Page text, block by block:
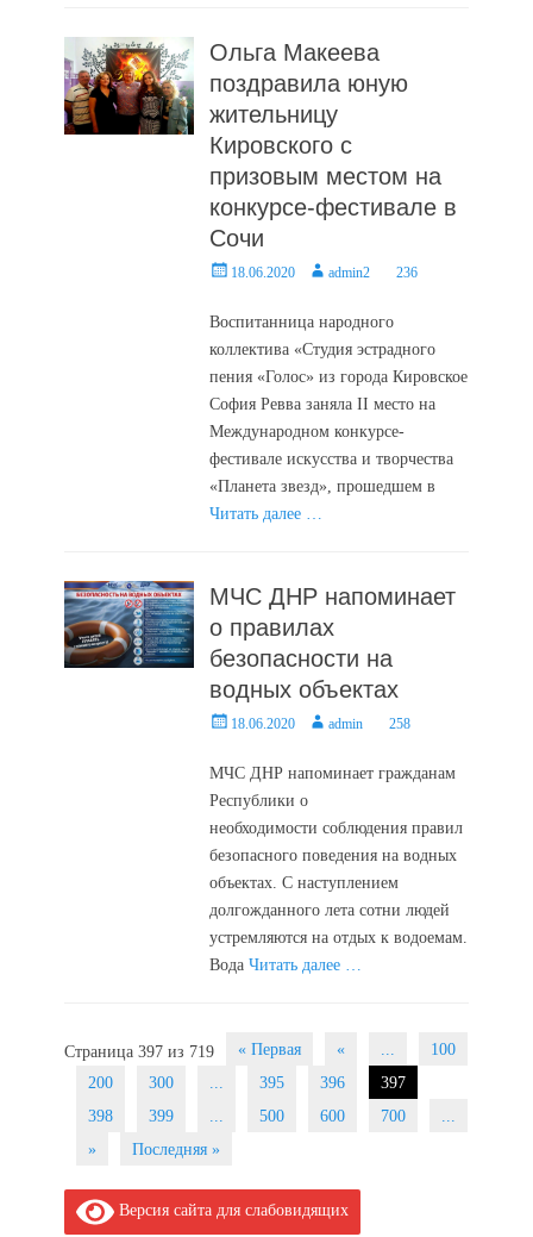
Ольга Макеева
поздравила юную
жительницу
Кировского с
призовым местом на
конкурсе-фестивале в
Сочи
Posted18.06.2020 Authoradmin2 236
Воспитанница народного
коллектива «Студия эстрадного
пения «Голос» из города Кировское
София Ревва заняла II место на
Международном конкурсе-
фестивале искусства и творчества
«Планета звезд», прошедшем в
Читать далее …
МЧС ДНР напоминает
о правилах
безопасности на
водных объектах
Posted18.06.2020 Authoradmin 258
МЧС ДНР напоминает гражданам
Республики о
необходимости соблюдения правил
безопасного поведения на водных
объектах. С наступлением
долгожданного лета сотни людей
устремляются на отдых к водоемам.
ВодаЧитать далее …
Post
navigation
Страница 397 из 719 « Первая « ...
100
200
300 ... 395 396
397
398
399 ... 500 600 700
...
»
Последняя »
Версия сайта для слабовидящих